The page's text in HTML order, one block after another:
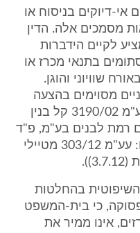
דיוקים בניסוח או
מסמכים אלה. הדין
לקיים הידברות
בתנאי מכרז או
שוויוני והוגן.
מסוימים בהצעה
בעקבות ההבהרות הניתנות" (עע"מ 3190/02 קל בנין
רמת לבנים בע"מ, פ"ד
נח(1), 590, 600 (2003); וכן ראו: עע"מ 303/12 מטיילי
בהחלטות
כי בית-המשפט
אינו ממיר את